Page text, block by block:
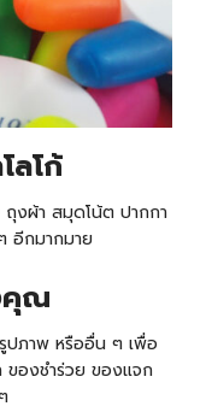
ลโก้
ถุงผ้า สมุดโน้ต ปากกา
อีกมากมาย
คุณ
ปภาพ หรืออื่น ๆ เพื่อ
ของชำร่วย ของแจก